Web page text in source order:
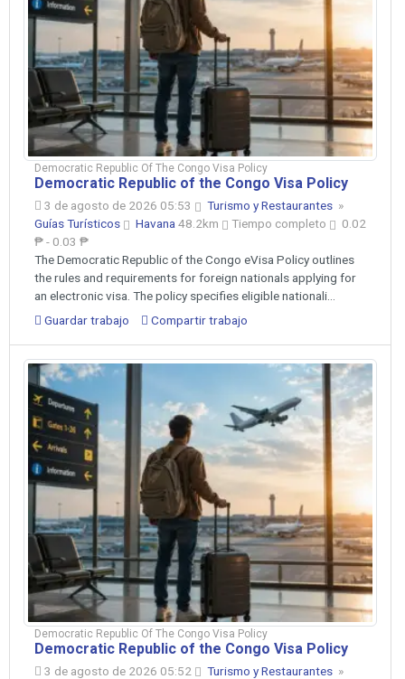
Democratic Republic Of The Congo Visa Policy
Democratic Republic of the Congo Visa Policy
3 de agosto de 2026 05:53 Turismo y Restaurantes »
Guías Turísticos
Havana 48.2km Tiempo completo
0.02
₱ - 0.03 ₱
The Democratic Republic of the Congo eVisa Policy outlines
the rules and requirements for foreign nationals applying for
an electronic visa. The policy specifies eligible nationali...
Guardar trabajo
Compartir trabajo
Democratic Republic Of The Congo Visa Policy
Democratic Republic of the Congo Visa Policy
3 de agosto de 2026 05:52 Turismo y Restaurantes »